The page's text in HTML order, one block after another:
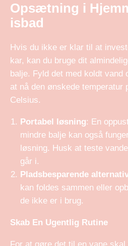
Opsætning i
isbad
Hvis du ikke er klar til at
kar, kan du bruge dit
balje. Fyld det med koldt
at nå den ønskede temperatur
Celsius.
Portabel løsning: En
mindre balje kan også
løsning. Husk at teste
går i.
Pladsbesparende
kan foldes sammen eller
de ikke er i brug.
Skab En Ugentlig Rutine